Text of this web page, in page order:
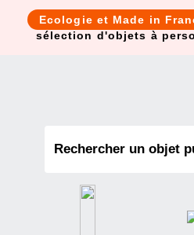
Ecologie et Made in
sélection d'objets à
Cookies management panel